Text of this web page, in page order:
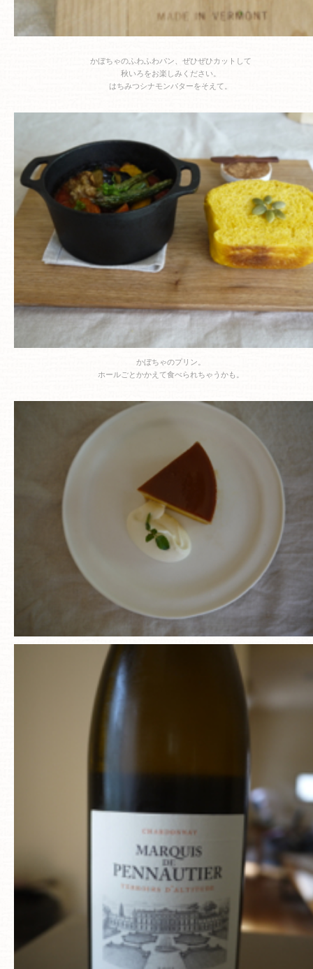
かぼちゃのふわふわパン、ぜひぜひカットして
秋いろをお楽しみください。
はちみつシナモンバターをそえて。
かぼちゃのプリン。
ホールごとかかえて食べられちゃうかも。